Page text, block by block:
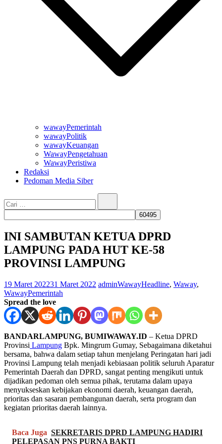
wawayPemerintah
wawayPolitik
wawayKeuangan
WawayPengetahuan
WawayPeristiwa
Redaksi
Pedoman Media Siber
INI SAMBUTAN KETUA DPRD
LAMPUNG PADA HUT KE-58
PROVINSI LAMPUNG
19 Maret 202231 Maret 2022 adminWawayHeadline, Waway,
WawayPemerintah
Spread the love
BANDARLAMPUNG, BUMIWAWAY.ID – Ketua DPRD
Provinsi Lampung Bpk. Mingrum Gumay, Sebagaimana diketahui
bersama, bahwa dalam setiap tahun menjelang Peringatan hari jadi
Provinsi Lampung telah menjadi kebiasaan politik seluruh Aparatur
Pemerintah Daerah dan DPRD, sangat penting mengikuti untuk
dijadikan pedoman oleh semua pihak, terutama dalam upaya
menyukseskan kebijakan ekonomi daerah, keuangan daerah,
prioritas dan sasaran pembangunan daerah, serta program dan
kegiatan prioritas daerah lainnya.
Baca Juga SEKRETARIS DPRD LAMPUNG HADIRI
PELEPASAN PNS PURNA BAKTI